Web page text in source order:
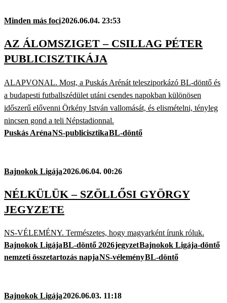
Minden más foci2026.06.04. 23:53
AZ ÁLOMSZIGET – CSILLAG PÉTER
PUBLICISZTIKÁJA
ALAPVONAL. Most, a Puskás Arénát telesziporkázó BL-döntő és
a budapesti futballszédület utáni csendes napokban különösen
időszerű elővenni Örkény István vallomását, és elismételni, tényleg
nincsen gond a teli Népstadionnal.
Puskás ArénaNS-publicisztikaBL-döntő
Bajnokok Ligája2026.06.04. 00:26
NÉLKÜLÜK – SZÖLLŐSI GYÖRGY
JEGYZETE
NS-VÉLEMÉNY. Természetes, hogy magyarként írunk róluk.
Bajnokok LigájaBL-döntő 2026jegyzetBajnokok Ligája-döntő
nemzeti összetartozás napjaNS-véleményBL-döntő
Bajnokok Ligája2026.06.03. 11:18